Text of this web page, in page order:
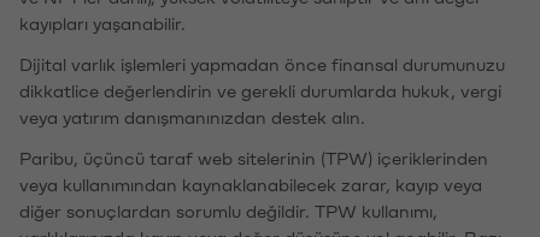
kayıpları yaşanabilir.
Dijital varlık işlemleri yapmadan önce finansal durumunuzu
dikkatlice değerlendirin ve gerekli durumlarda hukuk, vergi
veya yatırım danışmanınızdan destek alın.
Paribu, üçüncü taraf web sitelerinin (TPW) içeriklerinden
veya kullanımından kaynaklanabilecek zarar, kayıp veya
diğer sonuçlardan sorumlu değildir. TPW kullanımı,